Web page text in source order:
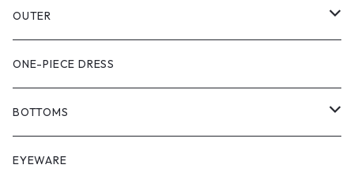
PULL OVER
SHIRT
VEST
OUTER
VEST
JACKET
COAT
ONE-PIECE DRESS
BOTTOMS
SHORT LENGS
EYEWARE